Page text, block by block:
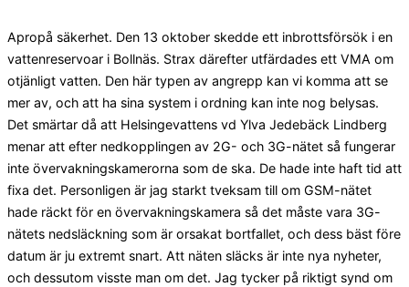
Apropå säkerhet. Den 13 oktober skedde ett inbrottsförsök i en
vattenreservoar i Bollnäs. Strax därefter utfärdades ett VMA om
otjänligt vatten. Den här typen av angrepp kan vi komma att se
mer av, och att ha sina system i ordning kan inte nog belysas.
Det smärtar då att Helsingevattens vd Ylva Jedebäck Lindberg
menar att efter nedkopplingen av 2G- och 3G-nätet så fungerar
inte övervakningskamerorna som de ska. De hade inte haft tid att
fixa det. Personligen är jag starkt tveksam till om GSM-nätet
hade räckt för en övervakningskamera så det måste vara 3G-
nätets nedsläckning som är orsakat bortfallet, och dess bäst före
datum är ju extremt snart. Att näten släcks är inte nya nyheter,
och dessutom visste man om det. Jag tycker på riktigt synd om